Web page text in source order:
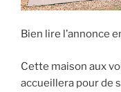
Bien lire l’annonce
Cette maison aux
accueillera pour de